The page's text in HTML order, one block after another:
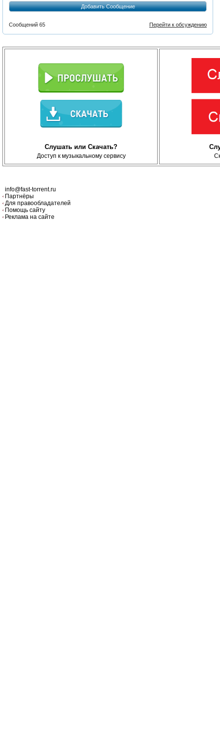
Добавить Сообщение
Сообщений 65 Перейти к обсуждению
Слушать или Скачать?
Доступ к музыкальному сервису
info@fast-torrent.ru
Партнёры
Для правообладателей
Помощь сайту
Реклама на сайте